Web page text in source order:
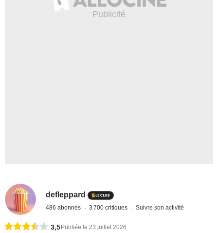
defleppard
486 abonnés 3 700 critiques Suivre son activité
3,5 Publiée le 23 juillet 2026